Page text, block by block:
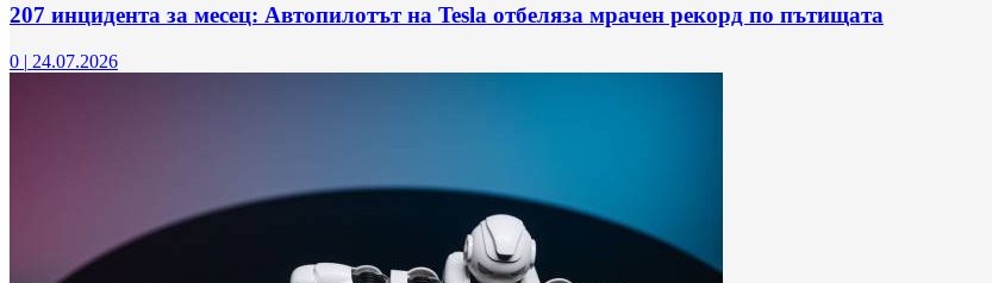
207 инцидента за месец: Автопилотът на Tesla отбеляза мрачен рекорд по пътищата
0 | 24.07.2026